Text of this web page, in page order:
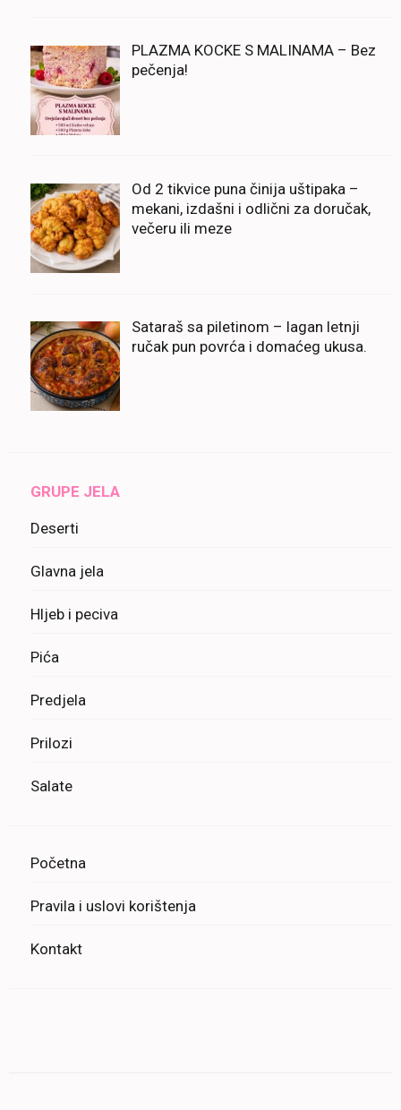
PLAZMA KOCKE S MALINAMA – Bez
pečenja!
Od 2 tikvice puna činija uštipaka –
mekani, izdašni i odlični za doručak,
večeru ili meze
Sataraš sa piletinom – lagan letnji
ručak pun povrća i domaćeg ukusa.
GRUPE JELA
Deserti
Glavna jela
Hljeb i peciva
Pića
Predjela
Prilozi
Salate
Početna
Pravila i uslovi korištenja
Kontakt